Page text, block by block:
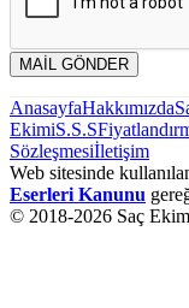
MAİL GÖNDER
AnasayfaHakkımızda
EkimiS.S.S
Sözleşmesiİletişim
Web sitesinde
Eserleri Kanunu
© 2018-2026 Saç